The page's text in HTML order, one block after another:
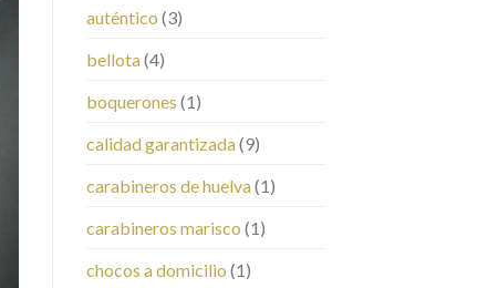
auténtico (3)
bellota(4)
boquerones (1)
calidad garantizada(9)
carabineros de huelva(1)
carabineros marisco (1)
chocos a domicilio (1)